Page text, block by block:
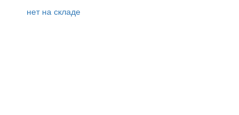
нет на складе